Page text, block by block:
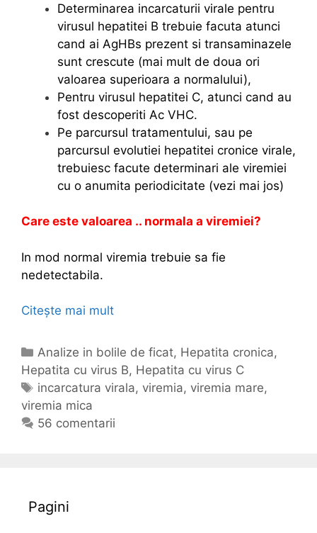
Determinarea incarcaturii virale pentru
virusul hepatitei B trebuie facuta atunci
cand ai AgHBs prezent si transaminazele
sunt crescute (mai mult de doua ori
valoarea superioara a normalului),
Pentru virusul hepatitei C, atunci cand au
fost descoperiti Ac VHC.
Pe parcursul tratamentului, sau pe
parcursul evolutiei hepatitei cronice virale,
trebuiesc facute determinari ale viremiei
cu o anumita periodicitate (vezi mai jos)
Care este valoarea .. normala a viremiei?
In mod normal viremia trebuie sa fie
nedetectabila.
Citește mai mult
r
e
m
a
C
a
t
e
g
Analize in bolile de ficat, Hepatita cronica,
Hepatita cu virus B, Hepatita cu virus C
E
t
i
e
incarcatura virala, viremia, viremia mare,
viremia mica
56 comentarii
Pagini